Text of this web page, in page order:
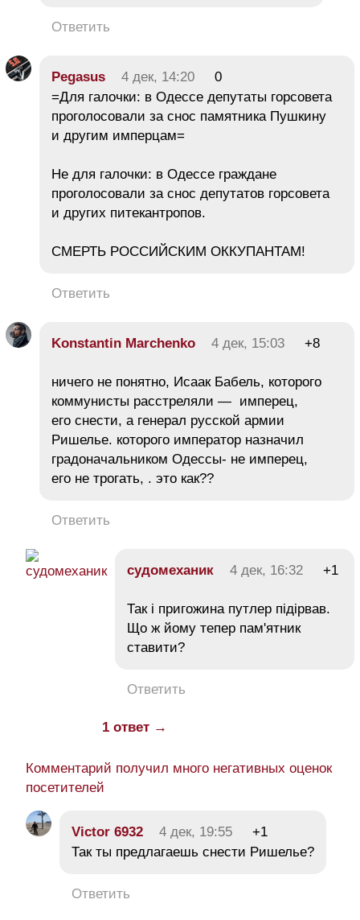
Ответить
Pegasus 4 дек, 14:20
0
=Для галочки: в Одессе депутаты горсовета
проголосовали за снос памятника Пушкину
и другим имперцам=
Не для галочки: в Одессе граждане
проголосовали за снос депутатов горсовета
и других питекантропов.
СМЕРТЬ РОССИЙСКИМ ОККУПАНТАМ!
Ответить
Konstantin Marchenko 4 дек, 15:03 +8
ничего не понятно, Исаак Бабель, которого
коммунисты расстреляли — имперец,
его снести, а генерал русской армии
Ришелье. которого император назначил
градоначальником Одессы- не имперец,
его не трогать, . это как??
Ответить
судомеханик 4 дек, 16:32 +1
Так і пригожина путлер підірвав.
Що ж йому тепер пам'ятник
ставити?
Ответить
1 ответ →
Комментарий получил много негативных оценок
посетителей
Victor 6932 4 дек, 19:55
+1
Так ты предлагаешь снести Ришелье?
Ответить